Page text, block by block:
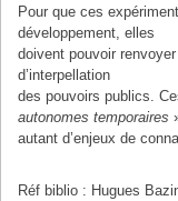
Pour que ces
développement, elles
doivent pouvoir
d’interpellation
des pouvoirs publics.
autonomes temporaires
autant d’enjeux de
Réf biblio : Hugues